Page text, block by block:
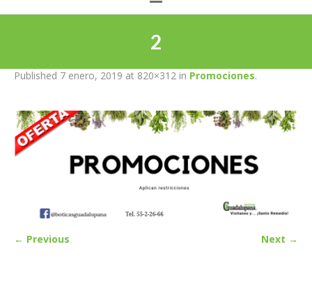
2
Published 7 enero, 2019 at 820×312 in Promociones.
← Previous Next →